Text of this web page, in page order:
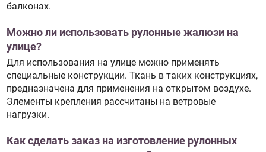
балконах.
Можно ли использовать рулонные жалюзи на
улице?
Для использования на улице можно применять
специальные конструкции. Ткань в таких конструкциях,
предназначена для применения на открытом воздухе.
Элементы крепления рассчитаны на ветровые
нагрузки.
Как сделать заказ на изготовление рулонных